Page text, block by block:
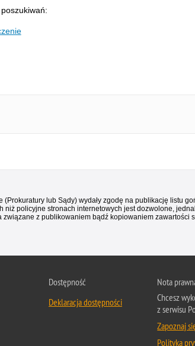
lub Sądy) wydały zgodę na publikację listu
policyjne stronach internetowych jest dozwolone,
z publikowaniem bądź kopiowaniem zawartości
Dostępność
Deklaracja dostępności
Nota
Chcesz
z serwisu
Zapoznaj
Polityka